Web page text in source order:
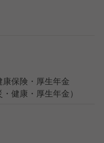
康保険・厚生年金
健康・厚生年金）